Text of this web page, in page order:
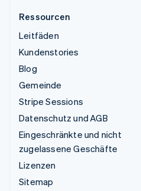
Ressourcen
Leitfäden
Kundenstories
Blog
Gemeinde
Stripe Sessions
Datenschutz und AGB
Eingeschränkte und nicht
zugelassene Geschäfte
Lizenzen
Sitemap